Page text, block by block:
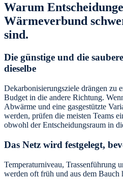
Warum
Wärmeverbund
sind.
Die günstige und die
dieselbe
Dekarbonisierungsziele drängen zu
Budget in die andere Richtung.
Abwärme und eine gasgestützte
werden, prüfen die meisten Teams
obwohl der Entscheidungsraum in
Das Netz wird festgelegt,
Temperaturniveau, Trassenführung
werden oft früh und aus dem Bauch